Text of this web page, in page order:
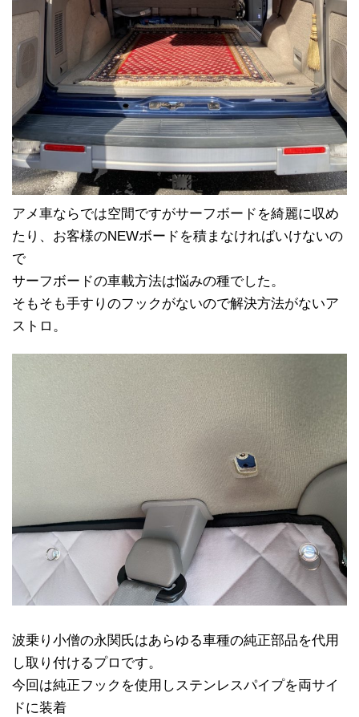
アメ車ならでは空間ですがサーフボードを綺麗に収め
たり、お客様のNEWボードを積まなければいけないの
で
サーフボードの車載方法は悩みの種でした。
そもそも手すりのフックがないので解決方法がないア
ストロ。
波乗り小僧の永関氏はあらゆる車種の純正部品を代用
し取り付けるプロです。
今回は純正フックを使用しステンレスパイプを両サイ
ドに装着